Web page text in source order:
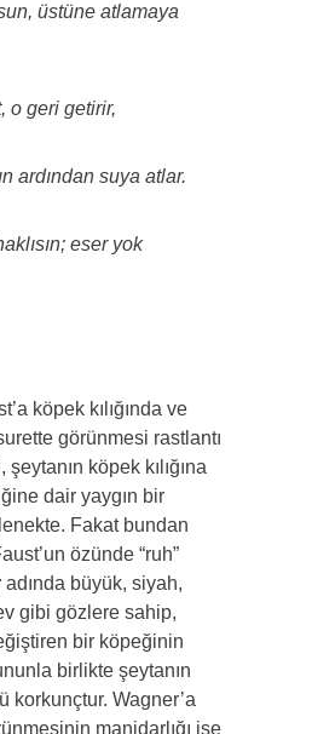
üstüne atlamaya
o geri getirir,
ardından suya atlar.
eser yok
köpek kılığında ve
görünmesi rastlantı
köpek kılığına
dair yaygın bir
Fakat bundan
özünde “ruh”
adında büyük, siyah,
gibi gözlere sahip,
bir köpeğinin
birlikte şeytanın
korkunçtur. Wagner’a
manidarlığı ise